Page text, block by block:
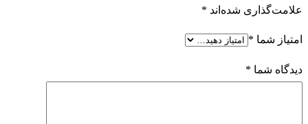
علامت‌گذاری شده‌اند *
امتیاز شما *
دیدگاه شما *